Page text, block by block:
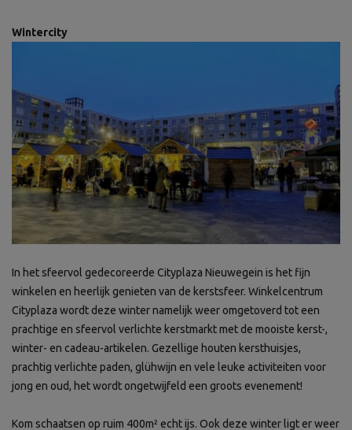
Wintercity
In het sfeervol gedecoreerde Cityplaza Nieuwegein is het fijn
winkelen en heerlijk genieten van de kerstsfeer. Winkelcentrum
Cityplaza wordt deze winter namelijk weer omgetoverd tot een
prachtige en sfeervol verlichte kerstmarkt met de mooiste kerst-,
winter- en cadeau-artikelen. Gezellige houten kersthuisjes,
prachtig verlichte paden, glühwijn en vele leuke activiteiten voor
jong en oud, het wordt ongetwijfeld een groots evenement!
Kom schaatsen op ruim 400m² echt ijs. Ook deze winter ligt er weer